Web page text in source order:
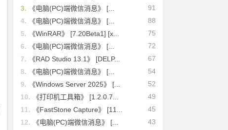
91
3.
《电脑(PC)端微信消息》 [...
88
4.
《电脑(PC)端微信消息》 [...
75
5.
《WinRAR》 [7.20Beta1] [x...
72
6.
《电脑(PC)端微信消息》 [...
67
7.
《RAD Studio 13.1》 [DELP...
54
8.
《电脑(PC)端微信消息》 [...
52
9.
《Windows Server 2025》 [...
49
10.
《打印机工具箱》 [1.2.0.7...
45
11.
《FastStone Capture》 [11...
43
12.
《电脑(PC)端微信消息》 [...